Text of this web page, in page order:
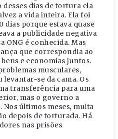
desses dias de tortura ela
a vida inteira. Ela foi
dias porque estava quase
a publicidade negativa
ONG é conhecida. Mas
que correspondia ao
e economias juntos.
musculares,
se da cama. Os
transferência para uma
mas o governo a
Nos últimos meses, muita
depois de torturada. Há
nas prisões